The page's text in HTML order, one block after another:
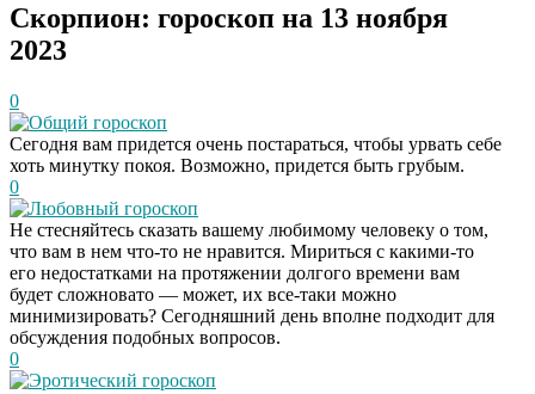
Скорпион: гороскоп на 13 ноября
2023
0
Общий гороскоп
Сегодня вам придется очень постараться, чтобы урвать себе
хоть минутку покоя. Возможно, придется быть грубым.
0
Любовный гороскоп
Не стесняйтесь сказать вашему любимому человеку о том,
что вам в нем что-то не нравится. Мириться с какими-то
его недостатками на протяжении долгого времени вам
будет сложновато — может, их все-таки можно
минимизировать? Сегодняшний день вполне подходит для
обсуждения подобных вопросов.
0
Эротический гороскоп